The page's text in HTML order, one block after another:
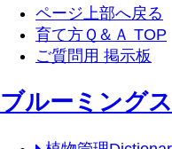
ページ上部へ戻る
育て方Ｑ＆Ａ TOP
ご質問用 掲示板
ブルーミング